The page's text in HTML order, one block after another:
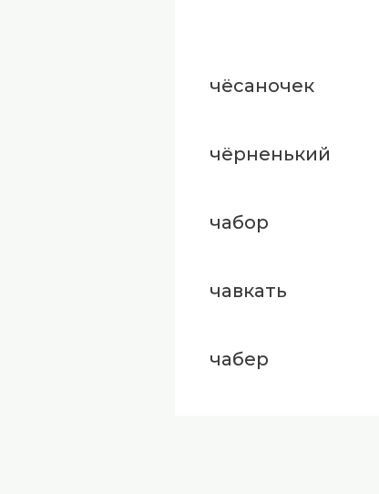
чёсаночек
чёрненький
чабор
чавкать
чабер